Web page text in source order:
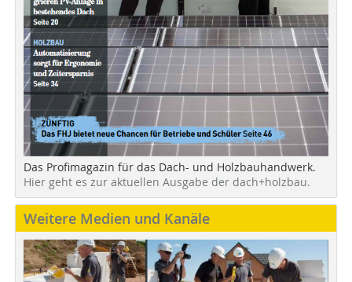
Das Profimagazin für das Dach- und Holzbauhandwerk.
Hier geht es zur aktuellen Ausgabe der dach+holzbau.
Weitere Medien und Kanäle